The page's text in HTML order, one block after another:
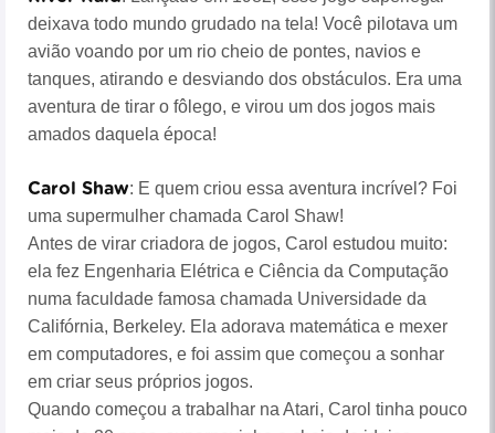
deixava todo mundo grudado na tela! Você pilotava um
avião voando por um rio cheio de pontes, navios e
tanques, atirando e desviando dos obstáculos. Era uma
aventura de tirar o fôlego, e virou um dos jogos mais
amados daquela época!
Carol Shaw: E quem criou essa aventura incrível? Foi
uma supermulher chamada Carol Shaw!
Antes de virar criadora de jogos, Carol estudou muito:
ela fez Engenharia Elétrica e Ciência da Computação
numa faculdade famosa chamada Universidade da
Califórnia, Berkeley. Ela adorava matemática e mexer
em computadores, e foi assim que começou a sonhar
em criar seus próprios jogos.
Quando começou a trabalhar na Atari, Carol tinha pouco